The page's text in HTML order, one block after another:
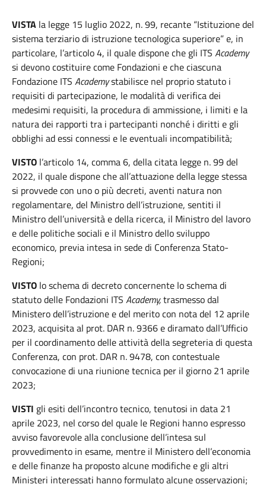
VISTA la legge 15 luglio 2022, n. 99, recante “Istituzione del
sistema terziario di istruzione tecnologica superiore” e, in
particolare, l’articolo 4, il quale dispone che gli ITS Academy
si devono costituire come Fondazioni e che ciascuna
Fondazione ITS Academystabilisce nel proprio statuto i
requisiti di partecipazione, le modalità di verifica dei
medesimi requisiti, la procedura di ammissione, i limiti e la
natura dei rapporti tra i partecipanti nonché i diritti e gli
obblighi ad essi connessi e le eventuali incompatibilità;
VISTO l’articolo 14, comma 6, della citata legge n. 99 del
2022, il quale dispone che all’attuazione della legge stessa
si provvede con uno o più decreti, aventi natura non
regolamentare, del Ministro dell’istruzione, sentiti il
Ministro dell’università e della ricerca, il Ministro del lavoro
e delle politiche sociali e il Ministro dello sviluppo
economico, previa intesa in sede di Conferenza Stato-
Regioni;
VISTO lo schema di decreto concernente lo schema di
statuto delle Fondazioni ITS Academy,trasmesso dal
Ministero dell’istruzione e del merito con nota del 12 aprile
2023, acquisita al prot. DAR n. 9366 e diramato dall’Ufficio
per il coordinamento delle attività della segreteria di questa
Conferenza, con prot. DAR n. 9478, con contestuale
convocazione di una riunione tecnica per il giorno 21 aprile
2023;
VISTI gli esiti dell’incontro tecnico, tenutosi in data 21
aprile 2023, nel corso del quale le Regioni hanno espresso
avviso favorevole alla conclusione dell’intesa sul
provvedimento in esame, mentre il Ministero dell’economia
e delle finanze ha proposto alcune modifiche e gli altri
Ministeri interessati hanno formulato alcune osservazioni;